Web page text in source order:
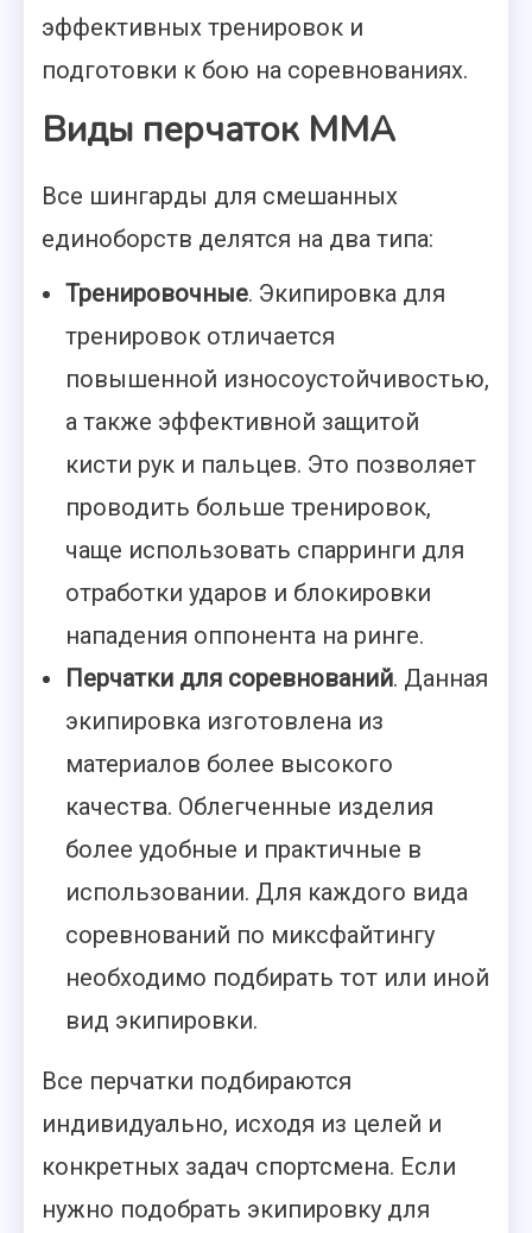
эффективных тренировок и
подготовки к бою на соревнованиях.
Виды перчаток ММА
Все шингарды для смешанных
единоборств делятся на два типа:
Тренировочные. Экипировка для
тренировок отличается
повышенной износоустойчивостью,
а также эффективной защитой
кисти рук и пальцев. Это позволяет
проводить больше тренировок,
чаще использовать спарринги для
отработки ударов и блокировки
нападения оппонента на ринге.
Перчатки для соревнований. Данная
экипировка изготовлена из
материалов более высокого
качества. Облегченные изделия
более удобные и практичные в
использовании. Для каждого вида
соревнований по миксфайтингу
необходимо подбирать тот или иной
вид экипировки.
Все перчатки подбираются
индивидуально, исходя из целей и
конкретных задач спортсмена. Если
нужно подобрать экипировку для